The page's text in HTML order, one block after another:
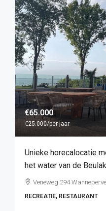
€65.000
€25.000/per jaar
Unieke horecalocatie
het water van de
Veneweg 294
RECREATIE, RESTAURANT